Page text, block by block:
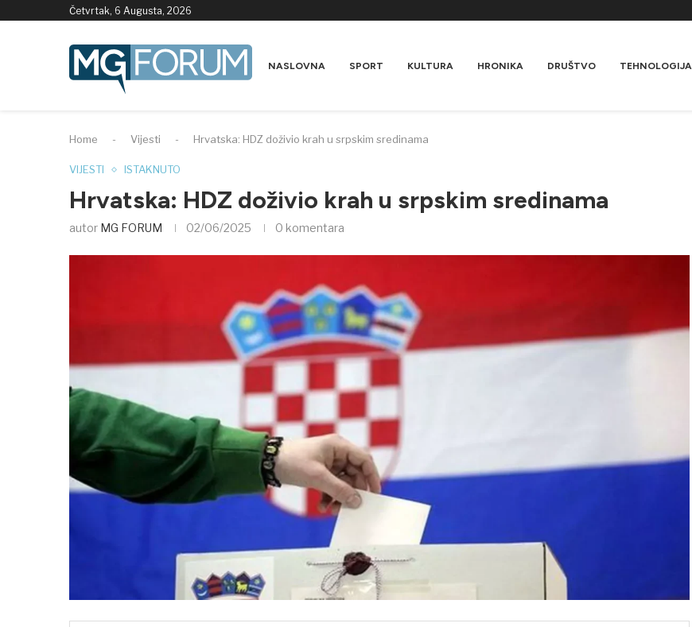
Četvrtak, 6 Augusta, 2026
NASLOVNA SPORT KULTURA HRONIKA DRUŠTVO TEHNOLOGIJA
Home - Vijesti - Hrvatska: HDZ doživio krah u srpskim sredinama
VIJESTI ISTAKNUTO
Hrvatska: HDZ doživio krah u srpskim sredinama
autor MG FORUM 02/06/2025 0 komentara